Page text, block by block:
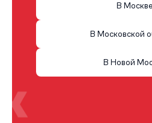
В Москве
В Московской
В Новой